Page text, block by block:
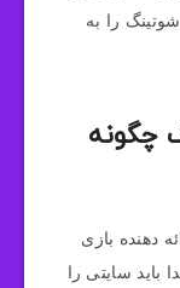
را به
چگونه
دهنده بازی
باید سایتی را